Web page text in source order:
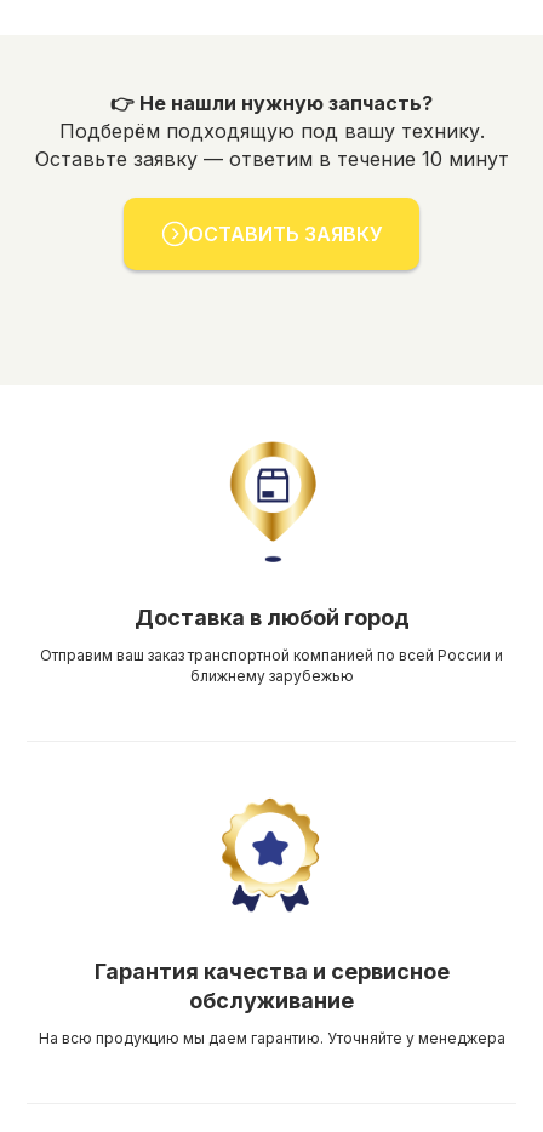
👉 Не нашли нужную запчасть?
Подберём подходящую под вашу технику.
Оставьте заявку — ответим в течение 10 минут
ОСТАВИТЬ ЗАЯВКУ
Доставка в любой город
Отправим ваш заказ транспортной компанией по всей России и
ближнему зарубежью
Гарантия качества и сервисное
обслуживание
На всю продукцию мы даем гарантию. Уточняйте у менеджера